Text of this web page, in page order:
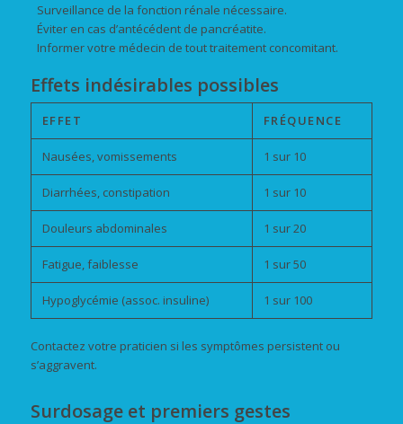
Surveillance de la fonction rénale nécessaire.
Éviter en cas d’antécédent de pancréatite.
Informer votre médecin de tout traitement concomitant.
Effets indésirables possibles
EFFET FRÉQUENCE
Nausées, vomissements 1 sur 10
Diarrhées, constipation 1 sur 10
Douleurs abdominales 1 sur 20
Fatigue, faiblesse 1 sur 50
Hypoglycémie (assoc. insuline) 1 sur 100
Contactez votre praticien si les symptômes persistent ou
s’aggravent.
Surdosage et premiers gestes